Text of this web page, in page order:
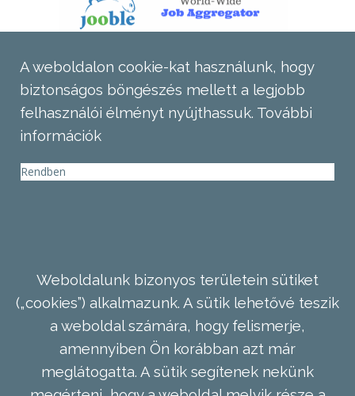
A weboldalon cookie-kat használunk, hogy
biztonságos böngészés mellett a legjobb
felhasználói élményt nyújthassuk. További
információk
Rendben
Weboldalunk bizonyos területein sütiket
(„cookies”) alkalmazunk. A sütik lehetővé teszik
a weboldal számára, hogy felismerje,
amennyiben Ön korábban azt már
meglátogatta. A sütik segítenek nekünk